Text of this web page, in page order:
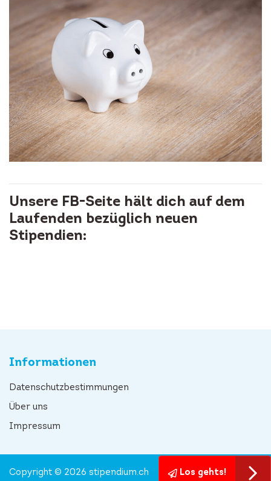
Unsere FB-Seite hält dich auf dem
Laufenden bezüglich neuen
Stipendien:
Informationen
Datenschutzbestimmungen
Über uns
Impressum
Los gehts!
Copyright © 2026 stipendium.ch